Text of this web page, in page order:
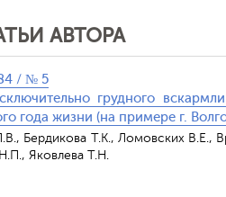
АВТОРА
/ № 5
грудного
года жизни (на примере г.
Бердикова Т.К., Ломовских В.Е.,
Яковлева Т.Н.